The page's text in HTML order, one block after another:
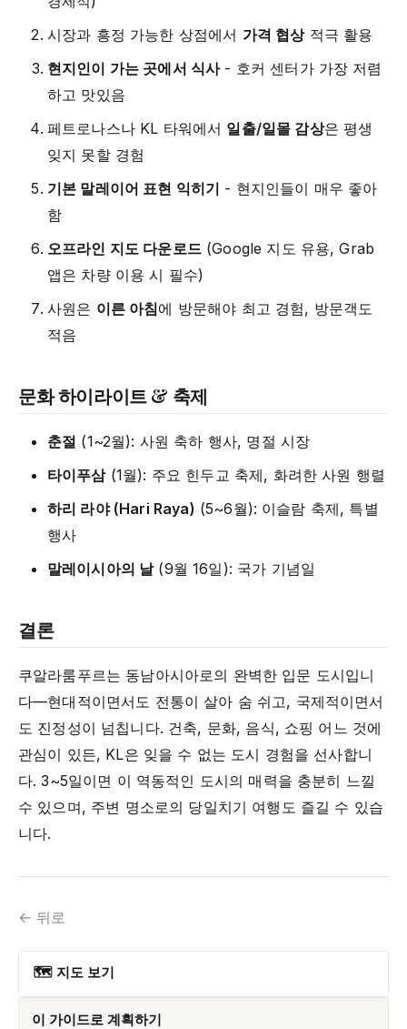
시장과 흥정 가능한 상점에서 가격 협상적극 활용
현지인이 가는 곳에서 식사- 호커 센터가 가장 저렴
하고 맛있음
페트로나스나 KL 타워에서 일출/일몰 감상은 평생
잊지 못할 경험
기본 말레이어 표현 익히기 - 현지인들이 매우 좋아
함
오프라인 지도 다운로드(Google 지도 유용, Grab
앱은 차량 이용 시 필수)
사원은 이른 아침에 방문해야 최고 경험, 방문객도
적음
문화 하이라이트 & 축제
춘절 (1~2월): 사원 축하 행사, 명절 시장
타이푸삼(1월): 주요 힌두교 축제, 화려한 사원 행렬
하리 라야 (Hari Raya) (5~6월): 이슬람 축제, 특별
행사
말레이시아의 날(9월 16일): 국가 기념일
결론
쿠알라룸푸르는 동남아시아로의 완벽한 입문 도시입니
다—현대적이면서도 전통이 살아 숨 쉬고, 국제적이면서
도 진정성이 넘칩니다. 건축, 문화, 음식, 쇼핑 어느 것에
관심이 있든, KL은 잊을 수 없는 도시 경험을 선사합니
다. 3~5일이면 이 역동적인 도시의 매력을 충분히 느낄
수 있으며, 주변 명소로의 당일치기 여행도 즐길 수 있습
니다.
← 뒤로
🗺 지도 보기
이 가이드로 계획하기